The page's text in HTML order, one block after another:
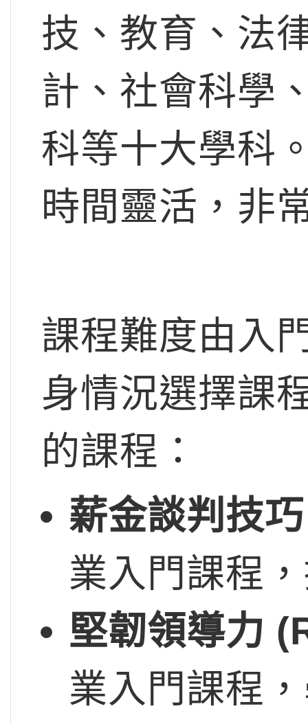
技、教育、法
計、社會科學
科等十大學科
時間靈活，非
課程難度由入
身情況選擇課
的課程：
薪金談判技
業入門課程
堅韌領導力
業入門課程